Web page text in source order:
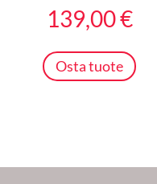
139,00€
Osta tuote